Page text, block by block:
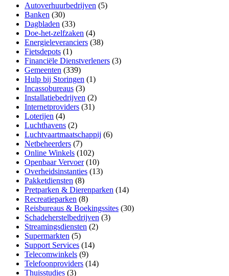
Autoverhuurbedrijven (5)
Banken (30)
Dagbladen (33)
Doe-het-zelfzaken (4)
Energieleveranciers (38)
Fietsdepots (1)
Financiële Dienstverleners (3)
Gemeenten (339)
Hulp bij Storingen (1)
Incassobureaus (3)
Installatiebedrijven (2)
Internetproviders (31)
Loterijen (4)
Luchthavens (2)
Luchtvaartmaatschappij (6)
Netbeheerders (7)
Online Winkels (102)
Openbaar Vervoer(10)
Overheidsinstanties (13)
Pakketdiensten (8)
Pretparken & Dierenparken (14)
Recreatieparken (8)
Reisbureaus & Boekingssites (30)
Schadeherstelbedrijven (3)
Streamingsdiensten (2)
Supermarkten (5)
Support Services (14)
Telecomwinkels (9)
Telefoonproviders (14)
Thuisstudies (3)